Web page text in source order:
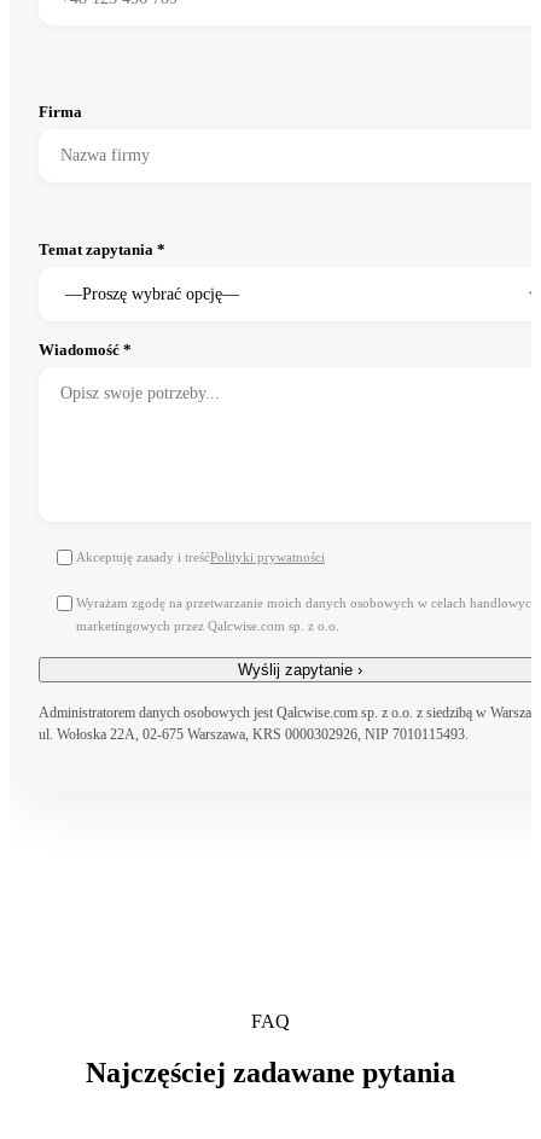
Firma
Temat zapytania *
Wiadomość *
Akceptuję zasady i treśćPolityki prywatności
Wyrażam zgodę na przetwarzanie moich danych osobowych w celach
marketingowych przez Qalcwise.com sp. z o.o.
Administratorem danych osobowych jest Qalcwise.com sp. z o.o. z siedzibą w
ul. Wołoska 22A, 02-675 Warszawa, KRS 0000302926, NIP 7010115493.
FAQ
Najczęściej zadawane pytania